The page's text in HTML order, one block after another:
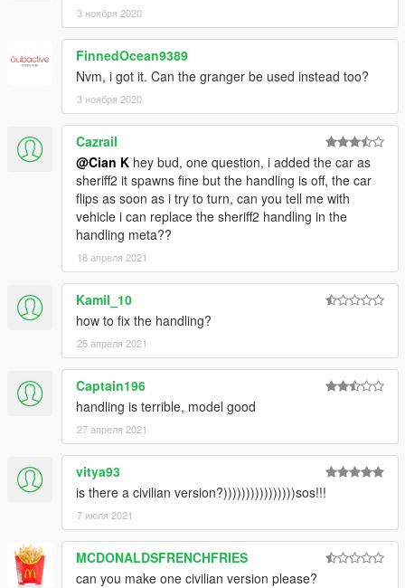
3 ноября 2020
FinnedOcean9389
Nvm, i got it. Can the granger be used instead too?
3 ноября 2020
Cazrail
@Cian K hey bud, one question, i added the car as
sheriff2 it spawns fine but the handling is off, the car
flips as soon as i try to turn, can you tell me with
vehicle i can replace the sheriff2 handling in the
handling meta??
18 апреля 2021
Kamil_10
how to fix the handling?
25 апреля 2021
Captain196
handling is terrible, model good
27 апреля 2021
vitya93
is there a civilian version?))))))))))))))))sos!!!
7 июля 2021
MCDONALDSFRENCHFRIES
can you make one civilian version please?